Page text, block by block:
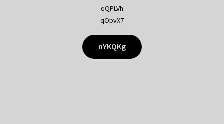
qQPLVh
qObvX7
nYKQKg